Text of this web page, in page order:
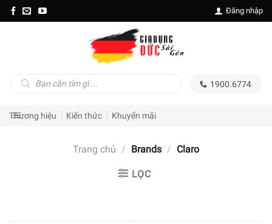
Skip
to
Đăng nhập
kiếm
1900.6774
Thương hiệu Kiến thức Khuyến mãi
Trang chủ / Brands / Claro
LỌC